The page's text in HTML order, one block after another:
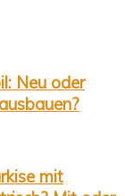
Neu oder
mit